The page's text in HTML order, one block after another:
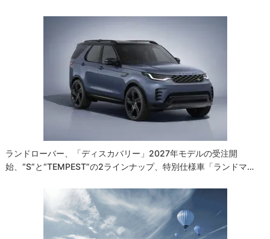
ランドローバー、「ディスカバリー」2027年モデルの受注開
始、“S”と“TEMPEST”の2ラインナップ、特別仕様車「ランドマ…